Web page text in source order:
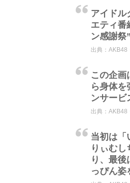
アイドル
エティ番
ン感謝祭
出典： AKB48
この企画
ら身体
ンサービ
出典： AKB48
当初は「
りぃむ
り、最
っぴん姿